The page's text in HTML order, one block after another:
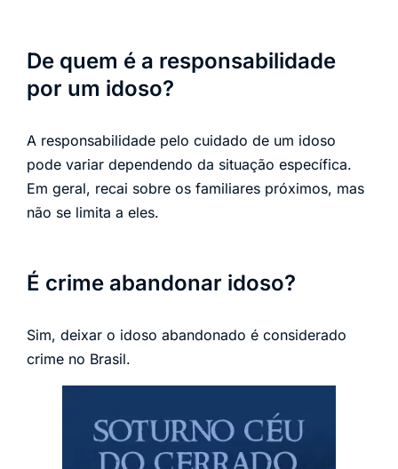
De quem é a responsabilidade
por um idoso?
A responsabilidade pelo cuidado de um idoso
pode variar dependendo da situação específica.
Em geral, recai sobre os familiares próximos, mas
não se limita a eles.
É crime abandonar idoso?
Sim, deixar o idoso abandonado é considerado
crime no Brasil.